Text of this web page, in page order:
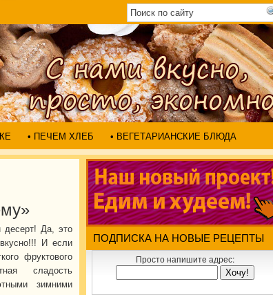
• ПЕЧЕМ ХЛЕБ • ВЕГЕТАРИАНСКИЕ БЛЮДА
Да, это
И если
фруктового
сладость
зимними
ПОДПИСКА НА НОВЫЕ РЕЦЕПТЫ
Просто напишите адрес: